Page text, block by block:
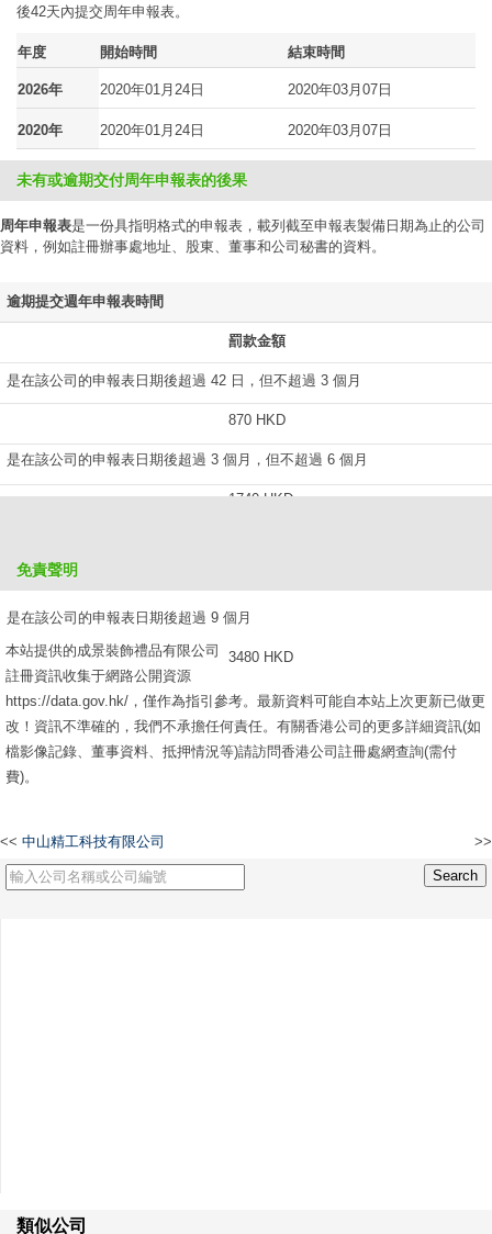
後42天內提交周年申報表。
年度 開始時間 結束時間
2026年 2020年01月24日 2020年03月07日
2020年 2020年01月24日 2020年03月07日
未有或逾期交付周年申報表的後果
周年申報表是一份具指明格式的申報表，載列截至申報表製備日期為止的公司
資料，例如註冊辦事處地址、股東、董事和公司秘書的資料。
逾期提交週年申報表時間
罰款金額
是在該公司的申報表日期後超過 42 日，但不超過 3 個月
870 HKD
是在該公司的申報表日期後超過 3 個月，但不超過 6 個月
1740 HKD
是在該公司的申報表日期後超過 9 個月
3480 HKD
免責聲明
本站提供的成景裝飾禮品有限公司
註冊資訊收集于網路公開資源
https://data.gov.hk/，僅作為指引參考。最新資料可能自本站上次更新已做更
改！資訊不準確的，我們不承擔任何責任。有關香港公司的更多詳細資訊(如
檔影像記錄、董事資料、抵押情況等)請訪問香港公司註冊處網查詢(需付
費)。
<< 中山精工科技有限公司 >>
類似公司